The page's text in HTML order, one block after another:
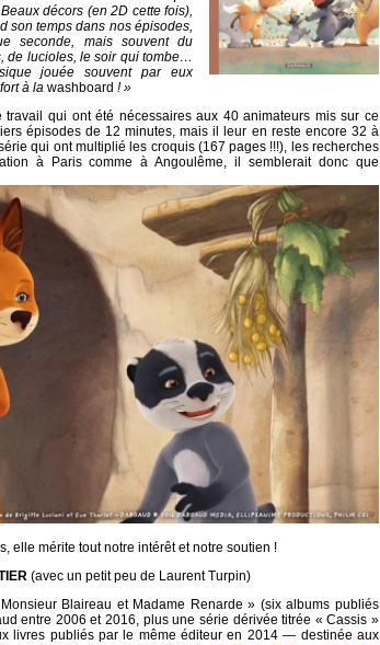
décors (en 2D cette fois),
son temps dans nos épisodes,
seconde, mais souvent du
de lucioles, le soir qui tombe…
jouée souvent par eux
à la washboard ! »
qui ont été nécessaires aux 40 animateurs mis sur ce
épisodes de 12 minutes, mais il leur en reste encore 32 à
qui ont multiplié les croquis (167 pages !!!), les recherches
à Paris comme à Angoulême, il semblerait donc que
elle mérite tout notre intérêt et notre soutien !
(avec un petit peu de Laurent Turpin)
Blaireau et Madame Renarde » (six albums publiés
entre 2006 et 2016, plus une série dérivée titrée « Cassis »
livres publiés par le même éditeur en 2014 — destinée aux